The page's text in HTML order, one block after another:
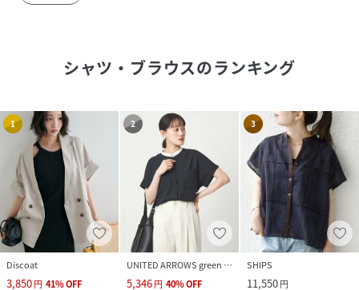
シャツ・ブラウスのランキング
1
Discoat
3,850円 41%OFF
2
UNITED ARROWS green label relaxing
5,346円 40%OFF
3
SHIPS
11,550円